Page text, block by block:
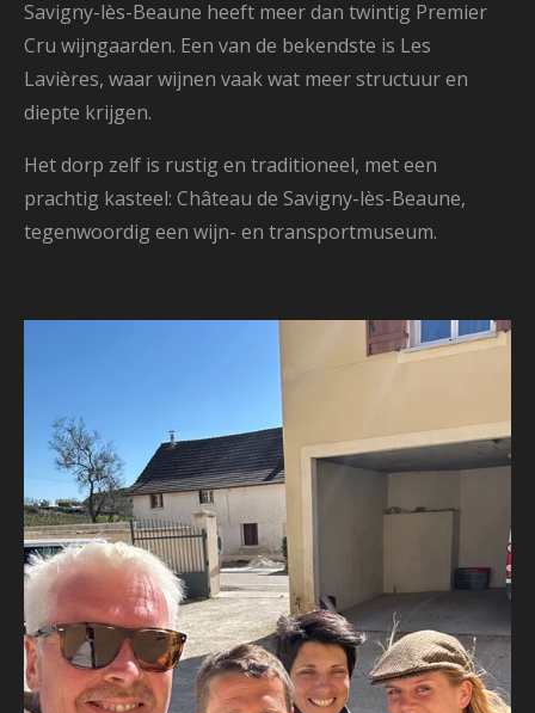
Savigny-lès-Beaune heeft meer dan twintig Premier
Cru wijngaarden. Een van de bekendste is Les
Lavières, waar wijnen vaak wat meer structuur en
diepte krijgen.
Het dorp zelf is rustig en traditioneel, met een
prachtig kasteel: Château de Savigny-lès-Beaune,
tegenwoordig een wijn- en transportmuseum.